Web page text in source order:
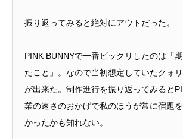
振り返ってみると絶対にアウトだった。
PINK BUNNYで一番ビックリしたのは「
たこと」。なので当初想定していたクォ
が出来た。制作進行を振り返ってみると
業の速さのおかげで私のほうが常に宿題
かったかも知れない。